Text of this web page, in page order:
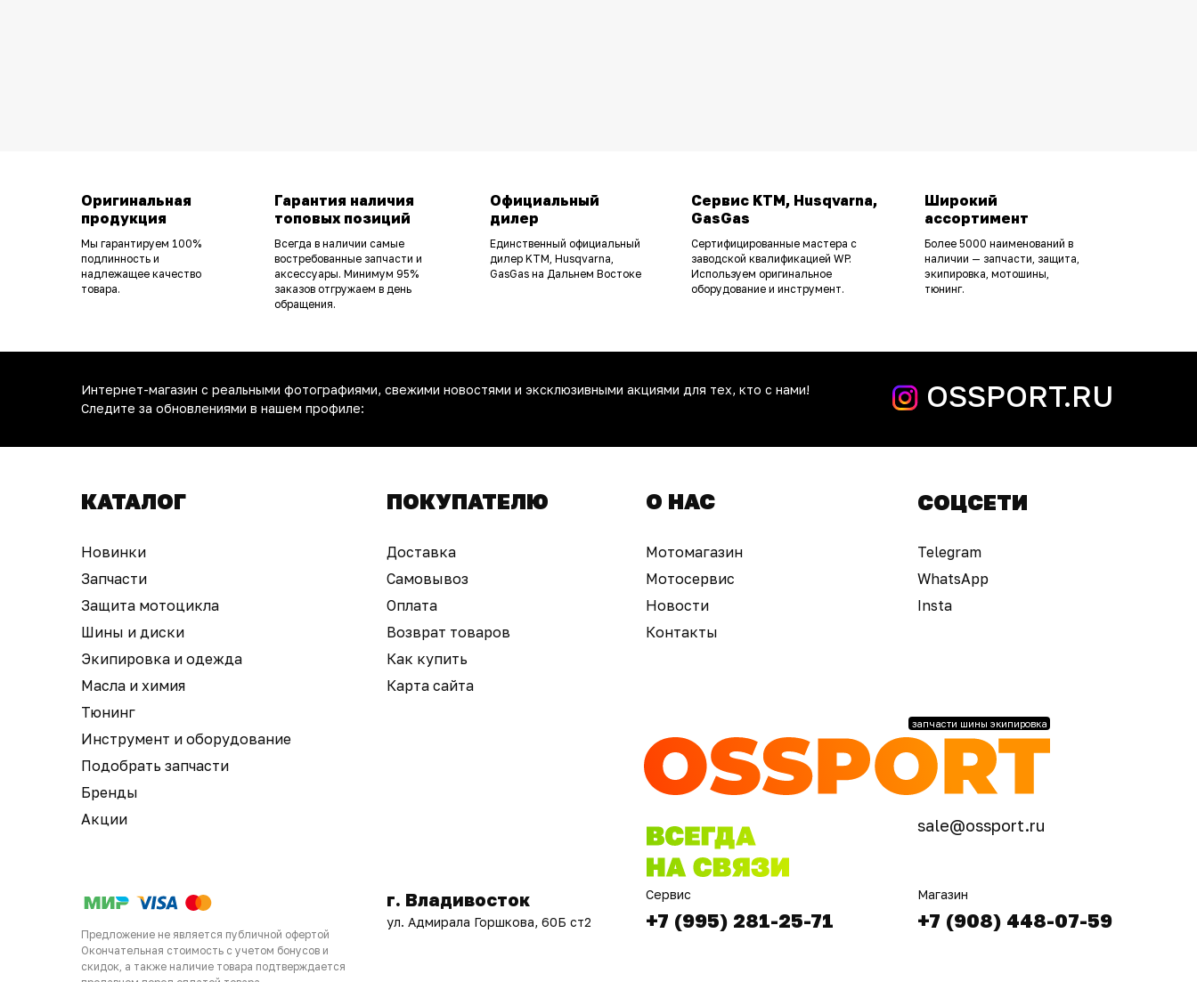
Широкий
ассортимент
Более 5000 наименований в
наличии — запчасти, защита,
экипировка, мотошины,
тюнинг.
Оригинальная
продукция
Мы гарантируем 100%
подлинность и
надлежащее качество
товара.
Единственный официальный
дилер KTM, Husqvarna,
GasGas на Дальнем Востоке
Официальный
дилер
Сертифицированные мастера с
заводской квалификацией WP.
Используем оригинальное
оборудование и инструмент.
Сервис KTM, Husqvarna,
GasGas
Всегда в наличии самые
востребованные запчасти и
аксессуары. Минимум 95%
заказов отгружаем в день
обращения.
Гарантия наличия
топовых позиций
OSSPORT.RU
Интернет-магазин с реальными фотографиями, свежими новостями и эксклюзивными акциями для тех, кто с нами!
Следите за обновлениями в нашем профиле:
О НАС СОЦСЕТИ
Акции
Бренды
Инструмент и оборудование
Подобрать запчасти
Тюнинг
Запчасти
Шины и диски
Защита мотоцикла
Экипировка и одежда
Масла и химия
Новинки
Доставка
Самовывоз
Возврат товаров
Оплата
Как купить
Карта сайта
Мотомагазин
Мотосервис
Новости
Контакты
Telegram
WhatsApp
Insta
КАТАЛОГ ПОКУПАТЕЛЮ
+7 (908) 448-07-59
Магазин
+7 (995) 281-25-71
Сервис
г. Владивосток
ул. Адмирала Горшкова, 60Б ст2
sale@ossport.ru
Предложение не является публичной офертой
Окончательная стоимость с учетом бонусов и
скидок, а также наличие товара подтверждается
запчасти шины экипировка